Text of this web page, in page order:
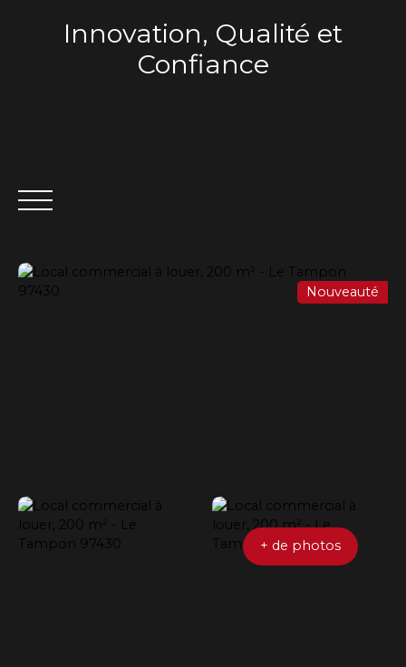
Innovation, Qualité et
Confiance
VENTE
Nouveauté
+ de photos